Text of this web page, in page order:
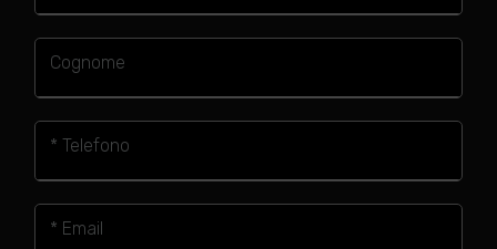
Cognome
* Telefono
* Email